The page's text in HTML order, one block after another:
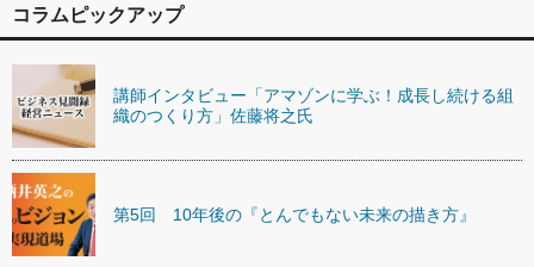
コラムピックアップ
講師インタビュー「アマゾンに学ぶ！成長し続ける組
織のつくり方」佐藤将之氏
第5回 10年後の『とんでもない未来の描き方』